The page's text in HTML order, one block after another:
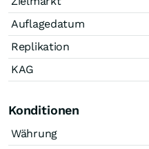
Auflagedatum
Replikation
KAG
Konditionen
Währung